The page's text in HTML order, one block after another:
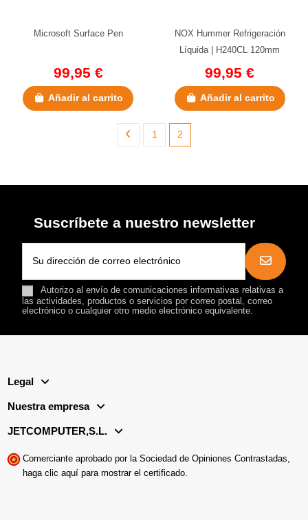
Microsoft Surface Pen
99,95 €
Añadir al carrito
NOX Hummer Refrigeración
Líquida | H240CL 120mm
99,95 €
Añadir al carrito
1 2
Suscríbete a nuestro newsletter
Autorizo al envío de comunicaciones informativas relativas a
las actividades, productos o servicios por correo postal, correo
electrónico o cualquier otro medio electrónico equivalente.
Legal
Nuestra empresa
JETCOMPUTER,S.L.
Comerciante aprobado por la Sociedad de Opiniones Contrastadas,
haga clic aquí para mostrar el certificado.